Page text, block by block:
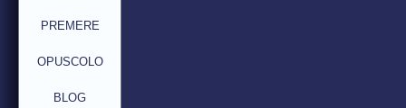
PREMERE
OPUSCOLO
BLOG